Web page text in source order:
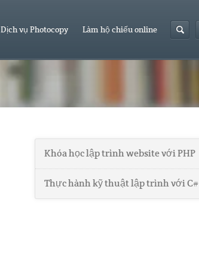
Dịch vụ Photocopy Làm hộ chiếu online
Khóa học lập trình website với PHP
Thực hành kỹ thuật lập trình với C#